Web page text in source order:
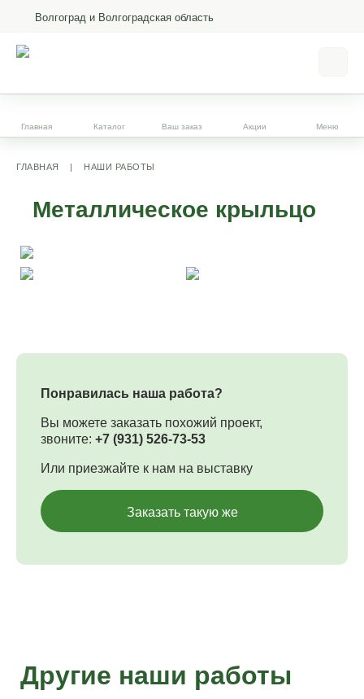
Волгоград и Волгоградская область
Главная Каталог Ваш заказ Акции Меню
ГЛАВНАЯ | НАШИ РАБОТЫ
Металлическое крыльцо
Понравилась наша работа?
Вы можете заказать похожий проект,
звоните: +7 (931) 526-73-53
Или приезжайте к нам на выставку
Заказать такую же
Другие наши работы